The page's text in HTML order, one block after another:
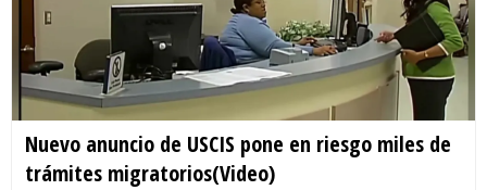
Nuevo anuncio de USCIS pone en riesgo miles de
trámites migratorios(Video)